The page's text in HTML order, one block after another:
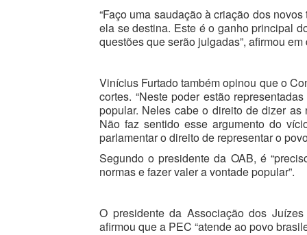
“Faço uma saudação à criação dos
ela se destina. Este é o ganho principal
questões que serão julgadas”, afirmou
Vinícius Furtado também opinou que o
cortes. “Neste poder estão
popular. Neles cabe o direito de dizer as
Não faz sentido esse argumento do
parlamentar o direito de representar o
Segundo o presidente da OAB, é
normas e fazer valer a vontade popular”.
O presidente da Associação dos
afirmou que a PEC “atende ao povo